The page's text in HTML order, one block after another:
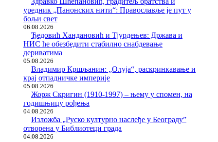
уредник „Панонских нити“: Православље је пут у
бољи свет
06.08.2026
Ђедовић Хандановић и Тјурдењев: Држава и
НИС ће обезбедити стабилно снабдевање
дериватима
05.08.2026
Владимир Кршљанин: „Олуја“, раскринкавање и
крај отпадничке империје
05.08.2026
Жорж Скригин (1910-1997) – њему у спомен, на
годишњицу рођења
04.08.2026
Изложба „Руско културно наслеђе у Београду”
отворена у Библиотеци града
04.08.2026